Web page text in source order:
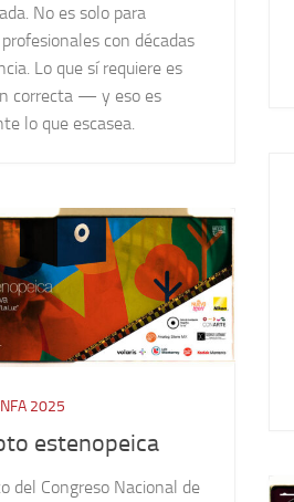
No es solo para
con décadas
Lo que sí requiere es
correcta — y eso es
lo que escasea.
2025
estenopeica
del Congreso Nacional de